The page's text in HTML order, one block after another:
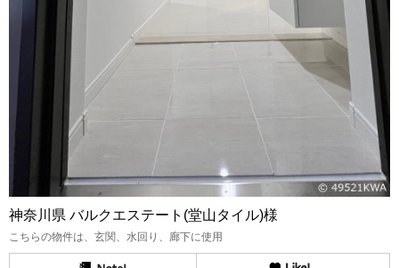
神奈川県 バルクエステート(堂山タイル)様
こちらの物件は、玄関、水回り、廊下に使用